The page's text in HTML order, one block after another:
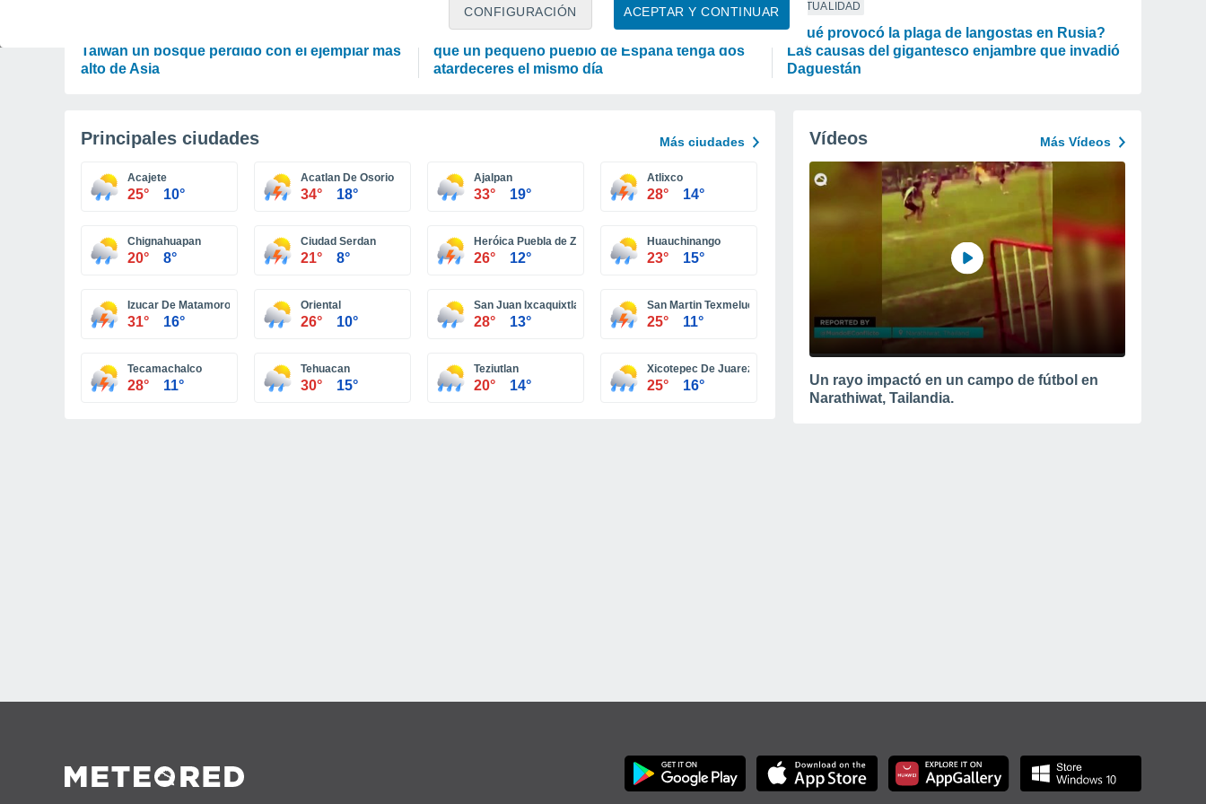
ACEPTAR Y CONTINUAR
CONFIGURACIÓN
Taiwán un bosque perdido con el ejemplar más
alto de Asia
ASTRONOMÍA
Un fenómeno astronómico único provocará
que un pequeño pueblo de España tenga dos
atardeceres el mismo día
ACTUALIDAD
¿Qué provocó la plaga de langostas en Rusia?
Las causas del gigantesco enjambre que invadió
Daguestán
Principales ciudades Más ciudades
Acajete
25° 10°
Acatlan De Osorio
34° 18°
Ajalpan
33° 19°
Atlixco
28° 14°
Chignahuapan
20° 8°
Ciudad Serdan
21° 8°
Heróica Puebla de Zaragoza
26° 12°
Huauchinango
23° 15°
Izucar De Matamoros
31° 16°
Oriental
26° 10°
San Juan Ixcaquixtla
28° 13°
San Martin Texmelucan
25° 11°
Tecamachalco
28° 11°
Tehuacan
30° 15°
Teziutlan
20° 14°
Xicotepec De Juarez
25° 16°
Vídeos Más Vídeos
Un rayo impactó en un campo de fútbol en
Narathiwat, Tailandia.